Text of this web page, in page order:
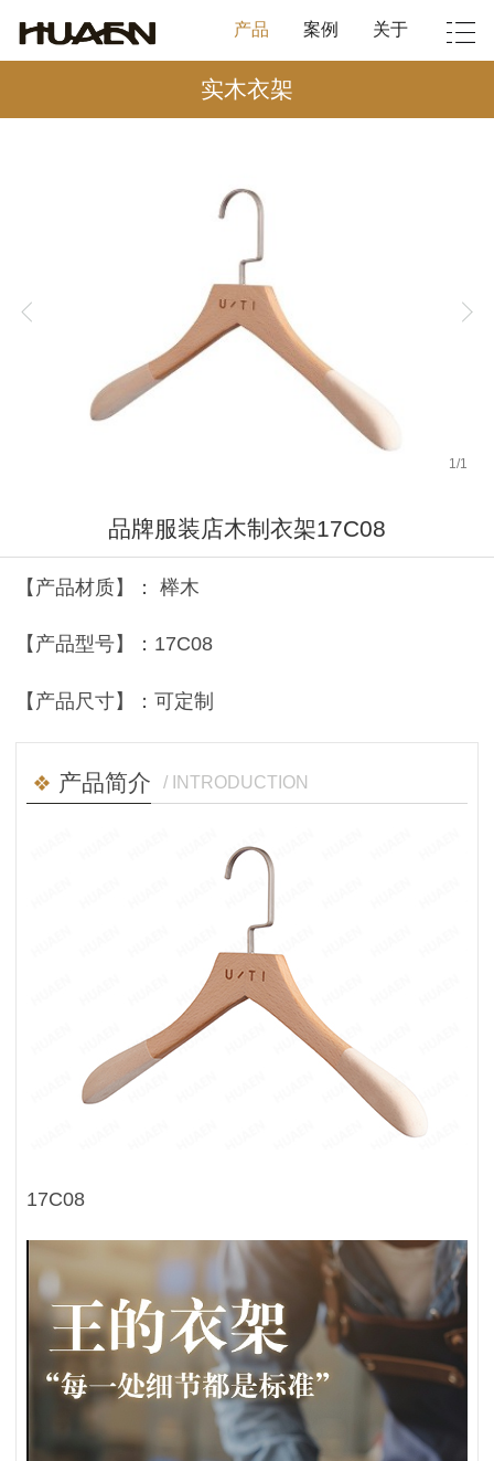
产品 案例 关于
实木衣架
1 /1
品牌服装店木制衣架17C08
【产品材质】： 榉木
【产品型号】：17C08
【产品尺寸】：可定制
产品简介 / INTRODUCTION
17C08